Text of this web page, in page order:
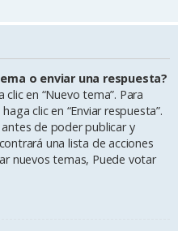
o enviar una respuesta?
en “Nuevo tema”. Para
clic en “Enviar respuesta”.
de poder publicar y
una lista de acciones
nuevos temas, Puede votar